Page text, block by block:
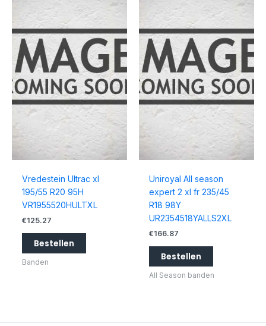
Vredestein Ultrac xl
195/55 R20 95H
VR1955520HULTXL
€125.27
Bestellen
Banden
Uniroyal All season
expert 2 xl fr 235/45
R18 98Y
UR2354518YALLS2XL
€166.87
Bestellen
All Season banden